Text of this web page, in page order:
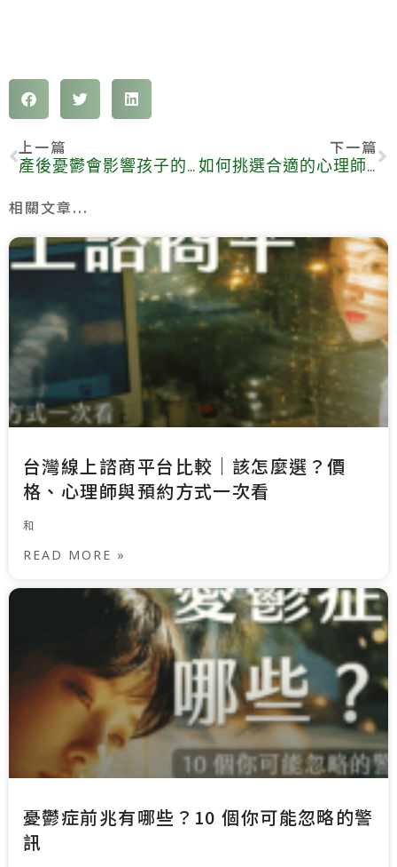
上一篇
產後憂鬱會影響孩子的情感依附關係？5 個步驟教你如何修復
下一篇
如何挑選合適的心理師？諮商後不適合該怎麼辦
相關文章...
台灣線上諮商平台比較｜該怎麼選？價
格、心理師與預約方式一次看
和
READ MORE »
憂鬱症前兆有哪些？10 個你可能忽略的警
訊